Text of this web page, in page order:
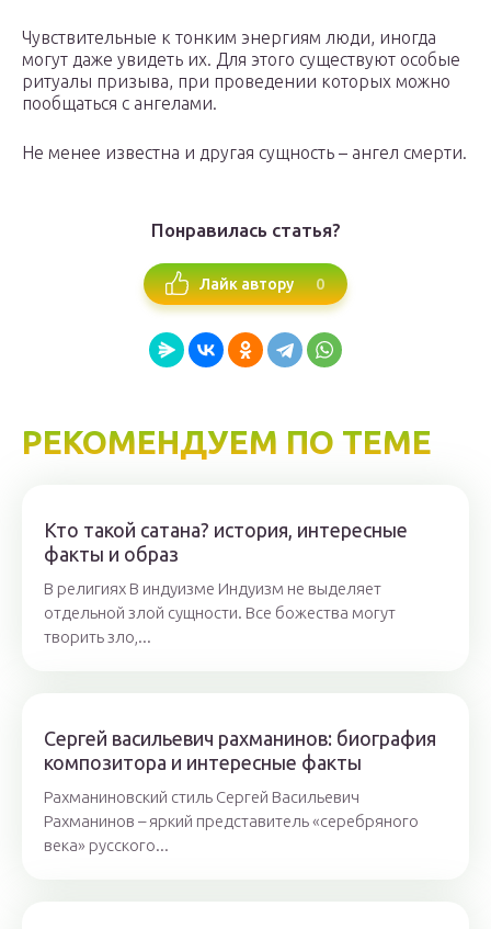
Чувствительные к тонким энергиям люди, иногда
могут даже увидеть их. Для этого существуют особые
ритуалы призыва, при проведении которых можно
пообщаться с ангелами.
Не менее известна и другая сущность – ангел смерти.
Понравилась статья?
Лайк автору 0
РЕКОМЕНДУЕМ ПО ТЕМЕ
Кто такой сатана? история, интересные
факты и образ
В религиях В индуизме Индуизм не выделяет
отдельной злой сущности. Все божества могут
творить зло,...
Сергей васильевич рахманинов: биография
композитора и интересные факты
Рахманиновский стиль Сергей Васильевич
Рахманинов – яркий представитель «серебряного
века» русского...